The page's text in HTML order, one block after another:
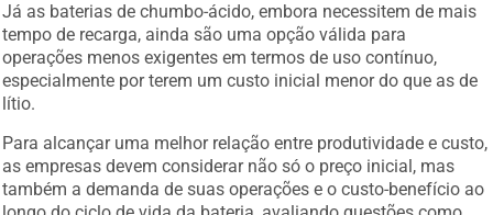
Já as baterias de chumbo-ácido, embora necessitem de mais
tempo de recarga, ainda são uma opção válida para
operações menos exigentes em termos de uso contínuo,
especialmente por terem um custo inicial menor do que as de
lítio.
Para alcançar uma melhor relação entre produtividade e custo,
as empresas devem considerar não só o preço inicial, mas
também a demanda de suas operações e o custo-benefício ao